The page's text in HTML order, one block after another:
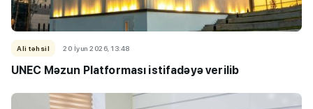
Ali təhsil 20 İyun 2026, 13:48
UNEC Məzun Platforması istifadəyə verilib